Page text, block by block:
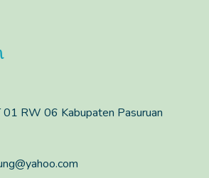
01 RW 06 Kabupaten Pasuruan